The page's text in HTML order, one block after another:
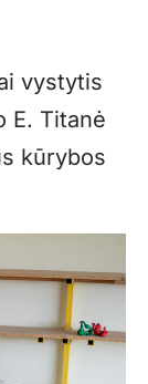
vystytis
E. Titanė
kūrybos